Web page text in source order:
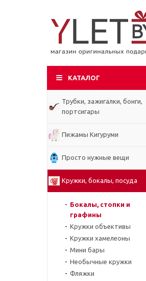
КАТАЛОГ
Трубки, зажигалки, бонги,
портсигары
Пижамы Кигуруми
Просто нужные вещи
Кружки, бокалы, посуда
Бокалы, стопки и
графины
Кружки объективы
Кружки хамелеоны
Мини бары
Необычные кружки
Фляжки